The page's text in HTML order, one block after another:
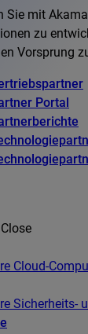
Sie mit
zu
Vorsprung
Portal
Close
Cloud-
Sicherheits-